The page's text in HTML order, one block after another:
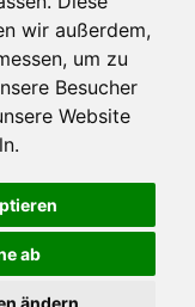
wir außerdem,
um zu
Besucher
Website
ab
ändern